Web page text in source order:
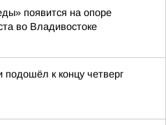
появится на опоре
во Владивостоке
подошёл к концу четверг